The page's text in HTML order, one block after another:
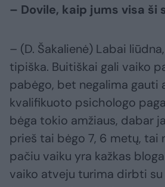
– Dovile, kaip jums visa ši
– (D. Šakalienė) Labai
tipiška. Buitiškai gali vaiko
pabėgo, bet negalima gauti
kvalifikuoto psichologo
bėga tokio amžiaus, dabar
prieš tai bėgo 7, 6 metų, tai
pačiu vaiku yra kažkas
vaiko atveju turima dirbti su